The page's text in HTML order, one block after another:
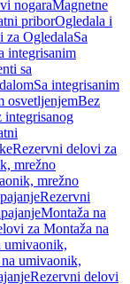
nogaraMagnetne
priborOgledala i
za OgledalaSa
integrisanim
sa
Sa integrisanim
osvetljenjemBez
integrisanog
Rezervni delovi za
mrežno
mrežno
Rezervni
Montaža na
za Montaža na
umivaonik,
umivaonik,
Rezervni delovi